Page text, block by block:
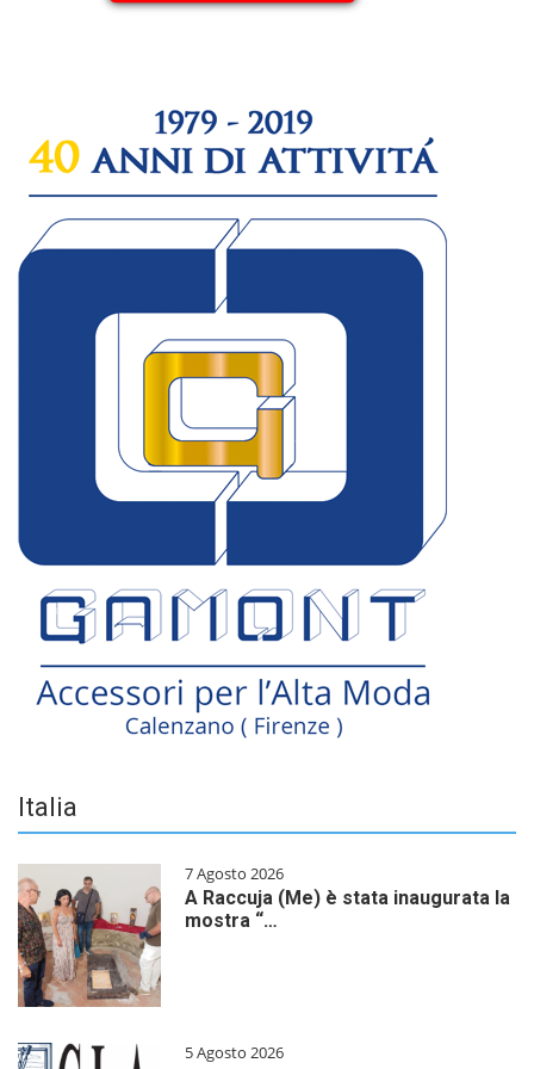
Italia
7 Agosto 2026
A Raccuja (Me) è stata inaugurata la
mostra “…
5 Agosto 2026